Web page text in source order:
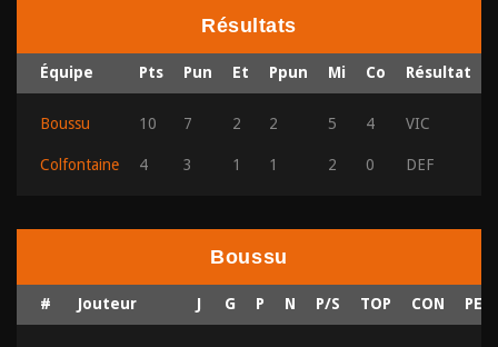
Résultats
Équipe Pts Pun Et Ppun Mi Co Résultat
Boussu 10 7 2 2 5 4 VIC
Colfontaine 4 3 1 1 2 0 DEF
Boussu
# Jouteur J G P N P/S TOP CON PER